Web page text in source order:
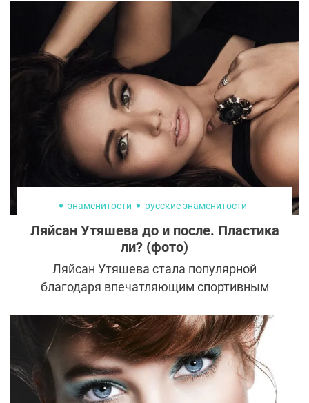
лет моложе» принимали участие как
самые обычные героини, так и настоящие
знаменитости. Для многих из них
трансформация стала не только внешней,
но и изменила к лучшему жизнь. Давайте
посмотрим на самые яркие преображения
звездных участниц.
знаменитости русские знаменитости
Ляйсан Утяшева до и после. Пластика
ли? (фото)
Ляйсан Утяшева стала популярной
благодаря впечатляющим спортивным
экране, эффектная гимнастка стала
примером для многих девушек. Как
Ляйсан удается поддерживать красоту?